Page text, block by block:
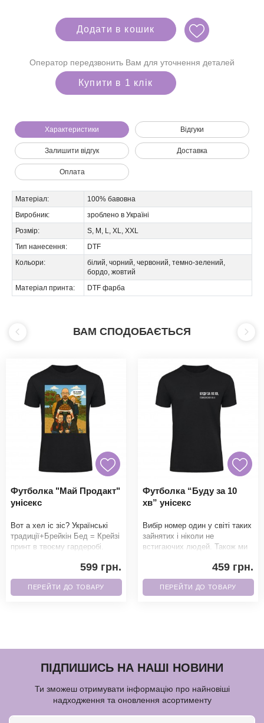
Додати в кошик
Оператор передзвонить Вам для уточнення деталей
Купити в 1 клік
Характеристики Відгуки
Залишити відгук Доставка
Оплата
Матеріал:
100% бавовна
Виробник:
зроблено в Україні
Розмір:
S, M, L, XL, XXL
Тип нанесення:
DTF
Кольори:
білий, чорний, червоний, темно-зелений,
бордо, жовтий
Матеріал принта:
DTF фарба
ВАМ СПОДОБАЄТЬСЯ
Футболка "Май Продакт"
унісекс
Вот а хел іс зіс? Українські
традиції+Брейкін Бед = Крейзі
принт в твоєму гардеробі.
599 грн.
ПЕРЕЙТИ ДО ТОВАРУ
Футболка “Буду за 10
хв” унісекс
Вибір номер один у світі таких
зайнятих і ніколи не
встигаючих людей. Також ми
459 грн.
ПЕРЕЙТИ ДО ТОВАРУ
ПІДПИШИСЬ НА НАШІ НОВИНИ
Ти зможеш отримувати інформацію про найновіші
надходження та оновлення асортименту
Ми зателефонуємо вам на номер: